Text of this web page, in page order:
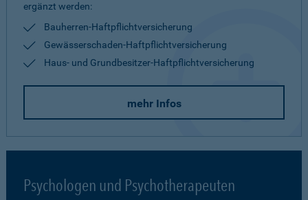
ergänzt werden:
Bauherren-Haftpflichtversicherung
Gewässerschaden-Haftpflichtversicherung
Haus- und Grundbesitzer-Haftpflichtversicherung
mehr Infos
Psychologen und Psychotherapeuten